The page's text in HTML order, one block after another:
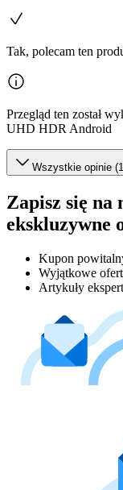
Tak, polecam ten
Przegląd ten został
UHD HDR Android
Wszystkie opinie
Zapisz się
ekskluzywne
Kupon
Wyjątkowe
Artykuły